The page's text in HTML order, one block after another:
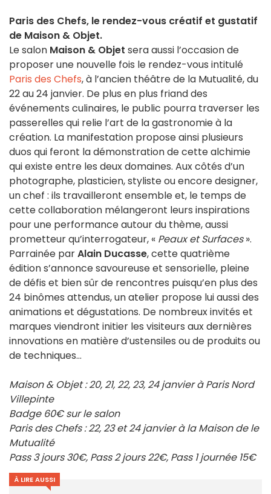
Paris des Chefs, le rendez-vous créatif et gustatif
de Maison & Objet.
Le salon Maison & Objet sera aussi l’occasion de
proposer une nouvelle fois le rendez-vous intitulé
Paris des Chefs, à l’ancien théâtre de la Mutualité, du
22 au 24 janvier. De plus en plus friand des
événements culinaires, le public pourra traverser les
passerelles qui relie l’art de la gastronomie à la
création. La manifestation propose ainsi plusieurs
duos qui feront la démonstration de cette alchimie
qui existe entre les deux domaines. Aux côtés d’un
photographe, plasticien, styliste ou encore designer,
un chef : ils travailleront ensemble et, le temps de
cette collaboration mélangeront leurs inspirations
pour une performance autour du thème, aussi
prometteur qu’interrogateur, « Peaux et Surfaces».
Parrainée parAlain Ducasse, cette quatrième
édition s’annonce savoureuse et sensorielle, pleine
de défis et bien sûr de rencontres puisqu’en plus des
24 binômes attendus, un atelier propose lui aussi des
animations et dégustations. De nombreux invités et
marques viendront initier les visiteurs aux dernières
innovations en matière d’ustensiles ou de produits ou
de techniques…
Maison & Objet : 20, 21, 22, 23, 24 janvier à Paris Nord
Villepinte
Badge 60€ sur le salon
Paris des Chefs : 22, 23 et 24 janvier à la Maison de le
Mutualité
Pass 3 jours 30€, Pass 2 jours 22€, Pass 1 journée 15€
À LIRE AUSSI